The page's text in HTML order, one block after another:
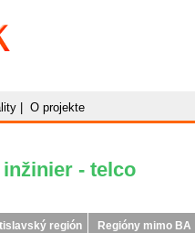
O projekte
- telco
región
Regióny mimo BA